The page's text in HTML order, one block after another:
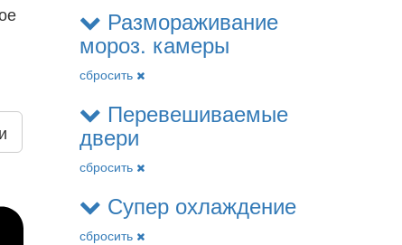
Размораживание
мороз. камеры
сбросить
Перевешиваемые
двери
сбросить
Супер охлаждение
сбросить